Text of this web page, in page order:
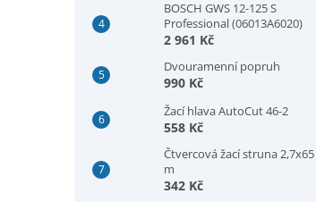
BOSCH GWS 12-125 S
Professional (06013A6020)
2 961 Kč
Dvouramenní popruh
990 Kč
Žací hlava AutoCut 46-2
558 Kč
Čtvercová žací struna 2,7x65
m
342 Kč